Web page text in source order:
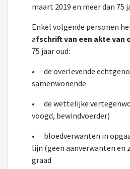
maart 2019 en meer dan 75
Enkel volgende personen
afschrift van een akte van
75 jaar oud:
•
de overlevende
samenwonende
•
de wettelijke
voogd, bewindvoerder)
•
bloedverwanten in
lijn (geen aanverwanten en
graad